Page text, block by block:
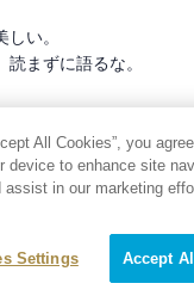
い。
まずに語るな。
雄たちは、実在した。
ち構えるのは英国海軍
カルテル「セブン・シス
に経済封鎖されたイラ
続きを読む
4
ハッキリと書かれている
All Cookies”, you
device to enhance site
assist in our marketing
Settings Accept